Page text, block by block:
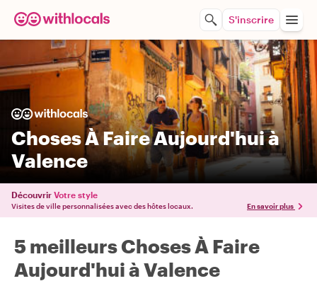
S'inscrire
Choses À Faire Aujourd'hui à
Valence
Découvrir Votre style
Visites de ville personnalisées avec des hôtes locaux. En savoir plus
5 meilleurs Choses À Faire
Aujourd'hui à Valence